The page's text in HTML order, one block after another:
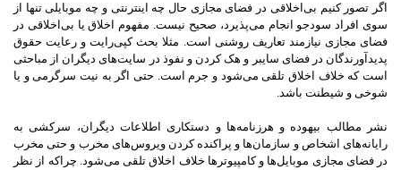
اگر تصور کنیم بی‌اخلاقی در فضای مجازی حال چه اینترنتی و چه موبایلی تنها از
سوی افراد سودجو انجام می‌پذیرد، صحیح نیست. مفهوم اخلاق یا بی‌اخلاقی در
فضای مجازی نیازمند تعاریف روشنی است. مثلا بحث کپی‌رایت و رعایت حقوق
پدیدآورندگان در فضای سایبر و هک کردن و نفوذ در سایت‌های دیگران از مباحثی
است که خلاف اخلاق تلقی می‌شود و جرم است. حتی اگر به نیت سرگرمی و یا
شوخی و شیطنت باشد.
نشر مطالب بیهوده و هرزنامه‌ها و دستکاری اطلاعات دیگران، سرکشی به
رایانه‌های اشخاص و سازمان‌ها و پراکنده کردن ویروس‌های مخرب و حتی مخرب
در فضای مجازی موبایل‌ها و کامپیوترها خلاف اخلاق تلقی می‌شود. چراکه از نظر